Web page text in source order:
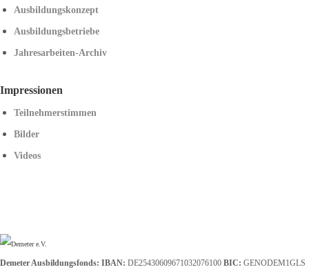
Ausbildungskonzept
Ausbildungsbetriebe
Jahresarbeiten-Archiv
Impressionen
Teilnehmerstimmen
Bilder
Videos
Demeter Ausbildungsfonds: IBAN: DE25430609671032076100 BIC: GENODEM1GLS